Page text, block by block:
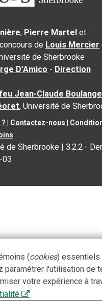
, Pierre Martel et
de Louis Mercier
de Sherbrooke
D’Amico - Direction
Jean-Claude
, Université de
Contactez-nous
de Sherbrooke |3.2.2 -
03
(cookies) essentiels
paramétrer l'utilisation de
votre expérience à